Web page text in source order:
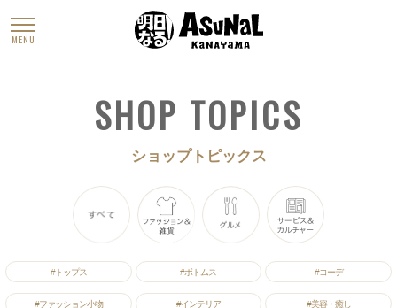
MENU
SHOP TOPICS
ショップトピックス
すべて ファッション&雑貨
グルメ
#トップス #ボトムス #コーデ
#ファッション小物 #インテリア #美容・癒し